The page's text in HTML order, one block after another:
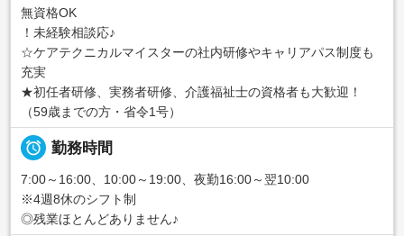
無資格OK
！未経験相談応♪
☆ケアテクニカルマイスターの社内研修やキャリアパス制度も
充実
★初任者研修、実務者研修、介護福祉士の資格者も大歓迎！
（59歳までの方・省令1号）
 勤務時間
7:00～16:00、10:00～19:00、夜勤16:00～翌10:00
※4週8休のシフト制
◎残業ほとんどありません♪